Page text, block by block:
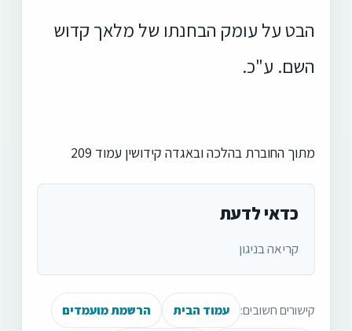
הבט על עומק הבחנתו של מלאך קדוש
השם. ע"כ.
מתוך החוברת בהלכה ובאגדה קידושין עמוד 209
כדאי לדעת
קריאה בניגון
קישורים חשובים: עמוד הבית הרשמת מועמדים